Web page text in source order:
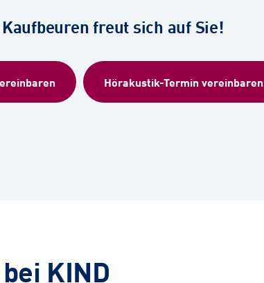
freut sich auf Sie!
Hörakustik-Termin vereinbaren
KIND